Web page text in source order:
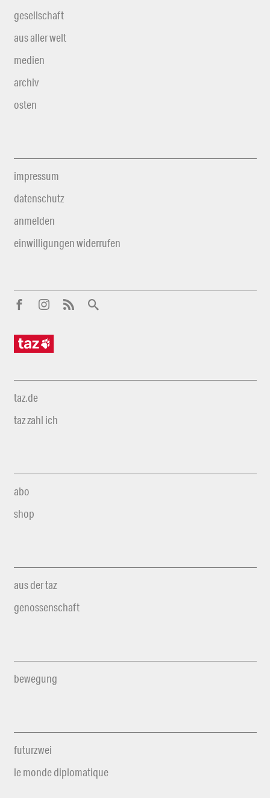
gesellschaft
aus aller welt
medien
archiv
osten
impressum
datenschutz
anmelden
einwilligungen widerrufen
taz.de
taz zahl ich
abo
shop
aus der taz
genossenschaft
bewegung
futurzwei
le monde diplomatique